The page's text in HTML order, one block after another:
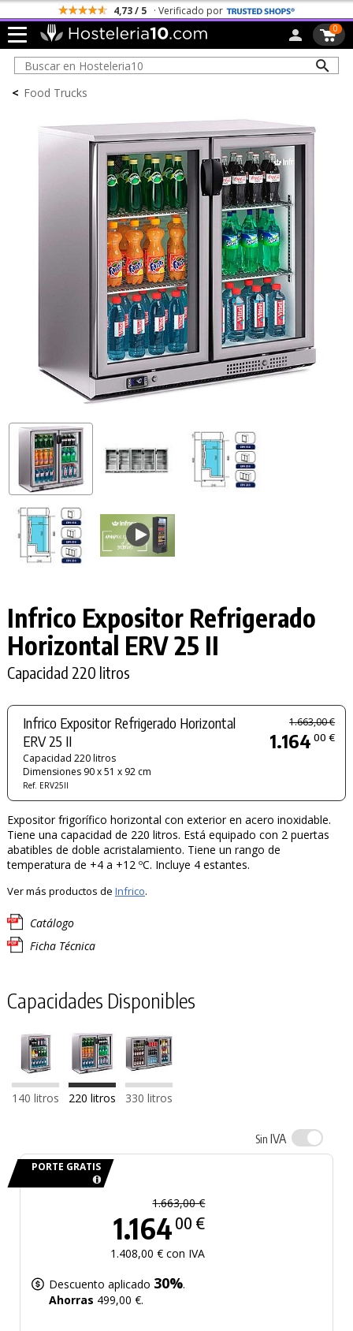
4,73 / 5 · Verificado por
0
< Food Trucks
Infrico Expositor Refrigerado
Horizontal ERV 25 II
Capacidad 220 litros
Infrico Expositor Refrigerado Horizontal
ERV 25 II
Capacidad 220 litros
Dimensiones 90 x 51 x 92 cm
Ref. ERV25II
1.663,00 €
1.164 00 €
Expositor frigorífico horizontal con exterior en acero inoxidable.
Tiene una capacidad de 220 litros. Está equipado con 2 puertas
abatibles de doble acristalamiento. Tiene un rango de
temperatura de +4 a +12 ºC. Incluye 4 estantes.
Ver más productos de Infrico.
Catálogo
Ficha Técnica
Capacidades Disponibles
140 litros 220 litros 330 litros
Sin IVA
PORTE GRATIS
1.663,00 €
1.164 00 €
1.408,00 € con IVA
Descuento aplicado 30%.
Ahorras 499,00 €.